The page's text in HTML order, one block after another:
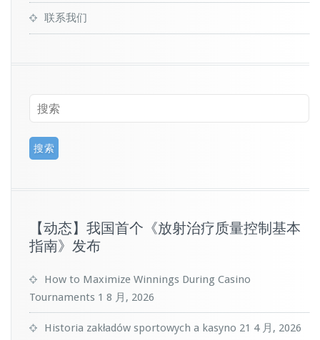
联系我们
【动态】我国首个《放射治疗质量控制基本
指南》发布
How to Maximize Winnings During Casino
Tournaments 1 8 月, 2026
Historia zakładów sportowych a kasyno 21 4 月, 2026